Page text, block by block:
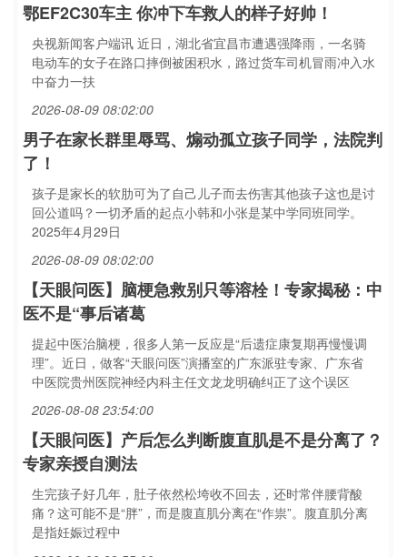
鄂EF2C30车主 你冲下车救人的样子好帅！
央视新闻客户端讯 近日，湖北省宜昌市遭遇强降雨，一名骑
电动车的女子在路口摔倒被困积水，路过货车司机冒雨冲入水
中奋力一扶
2026-08-09 08:02:00
男子在家长群里辱骂、煽动孤立孩子同学，法院判
了！
孩子是家长的软肋可为了自己儿子而去伤害其他孩子这也是讨
回公道吗？一切矛盾的起点小韩和小张是某中学同班同学。
2025年4月29日
2026-08-09 08:02:00
【天眼问医】脑梗急救别只等溶栓！专家揭秘：中
医不是“事后诸葛
提起中医治脑梗，很多人第一反应是“后遗症康复期再慢慢调
理”。近日，做客“天眼问医”演播室的广东派驻专家、广东省
中医院贵州医院神经内科主任文龙龙明确纠正了这个误区
2026-08-08 23:54:00
【天眼问医】产后怎么判断腹直肌是不是分离了？
专家亲授自测法
生完孩子好几年，肚子依然松垮收不回去，还时常伴腰背酸
痛？这可能不是“胖”，而是腹直肌分离在“作祟”。腹直肌分离
是指妊娠过程中